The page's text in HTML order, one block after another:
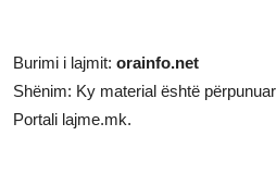
Burimi i lajmit: orainfo.net
Shënim: Ky material është
Portali lajme.mk.